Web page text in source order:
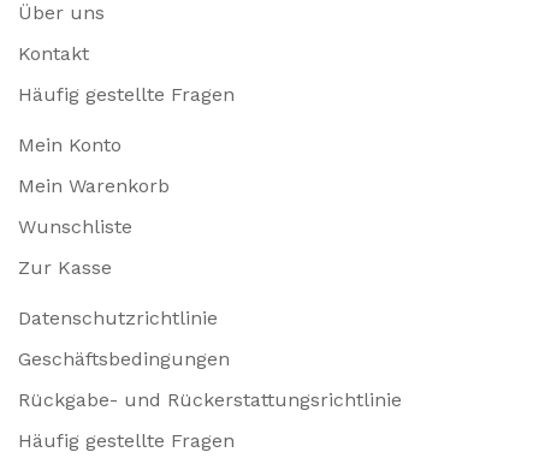
Über uns
Kontakt
Häufig gestellte Fragen
Mein Konto
Mein Warenkorb
Wunschliste
Zur Kasse
Datenschutzrichtlinie
Geschäftsbedingungen
Rückgabe- und Rückerstattungsrichtlinie
Häufig gestellte Fragen